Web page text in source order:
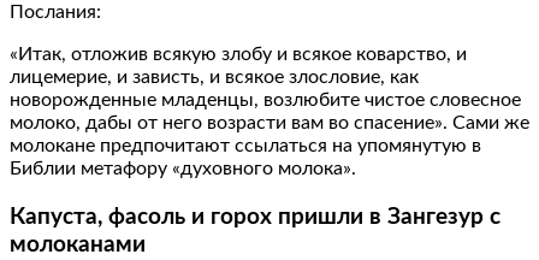
Послания:
«Итак, отложив всякую злобу и всякое коварство, и
лицемерие, и зависть, и всякое злословие, как
новорожденные младенцы, возлюбите чистое словесное
молоко, дабы от него возрасти вам во спасение». Сами же
молокане предпочитают ссылаться на упомянутую в
Библии метафору «духовного молока».
Капуста, фасоль и горох пришли в Зангезур с
молоканами